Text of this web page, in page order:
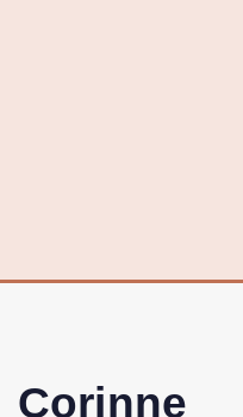
Corinne